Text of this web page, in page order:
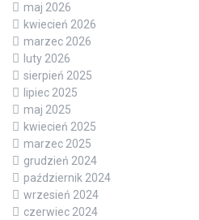
maj 2026
kwiecień 2026
marzec 2026
luty 2026
sierpień 2025
lipiec 2025
maj 2025
kwiecień 2025
marzec 2025
grudzień 2024
październik 2024
wrzesień 2024
czerwiec 2024